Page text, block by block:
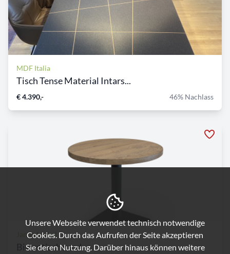
MDF Italia
Tisch Tense Material Intars...
€ 4.390,- 46% Nachlass
Janua Möbel
Bistrotisch rund
Unsere Webseite verwendet technisch notwendige
Cookies. Durch das Aufrufen der Seite akzeptieren
Sie deren Nutzung. Darüber hinaus können weitere